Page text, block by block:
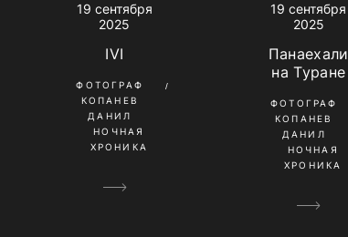
19 сентября
2025
IVI
ФОТОГРАФ
КОПАНЕВ
ДАНИЛ
НОЧНАЯ
ХРОНИКА
19 сентября
2025
Панаехали
на Туране
ФОТОГРАФ
КОПАНЕВ
ДАНИЛ
НОЧНАЯ
ХРОНИКА